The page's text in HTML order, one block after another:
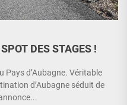
AUBAGNE : LE NOUVEAU SPOT DES STAGES !
Pays d’Aubagne. Véritable
d’Aubagne séduit de